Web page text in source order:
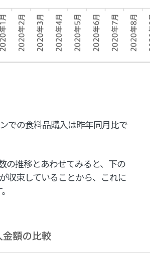
での食料品購入は昨年同月比で
の推移とあわせてみると、下の
収束していることから、これに